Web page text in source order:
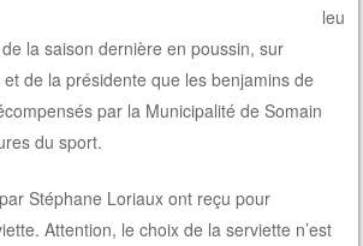
leu
la saison dernière en poussin, sur
de la présidente que les benjamins de
par la Municipalité de Somain
du sport.
Stéphane Loriaux ont reçu pour
Attention, le choix de la serviette n’est